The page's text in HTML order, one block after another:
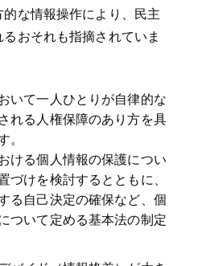
な情報操作により、民主
おそれも指摘されていま
いて一人ひとりが自律的な
れる人権保障のあり方を具
。
ける個人情報の保護につい
づけを検討するとともに、
る自己決定の確保など、個
ついて定める基本法の制定